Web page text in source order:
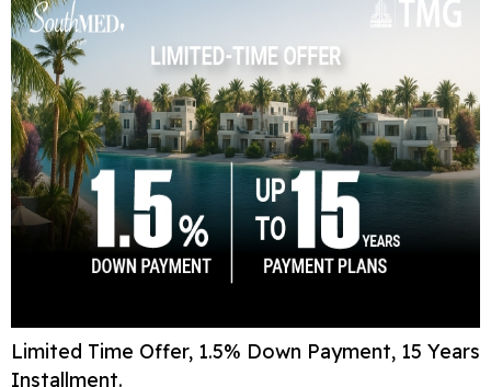
Limited Time Offer, 1.5% Down Payment, 15 Years
Installment.